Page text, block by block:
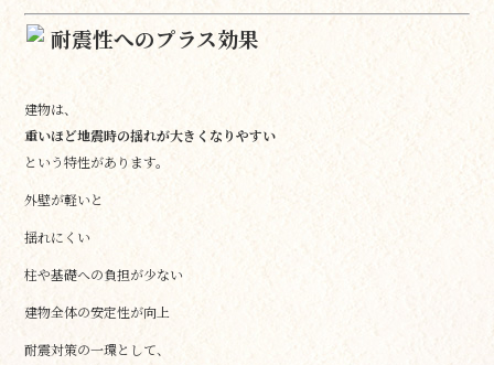
耐震性へのプラス効果
建物は、
重いほど地震時の揺れが大きくなりやすい
という特性があります。
外壁が軽いと
揺れにくい
柱や基礎への負担が少ない
建物全体の安定性が向上
耐震対策の一環として、